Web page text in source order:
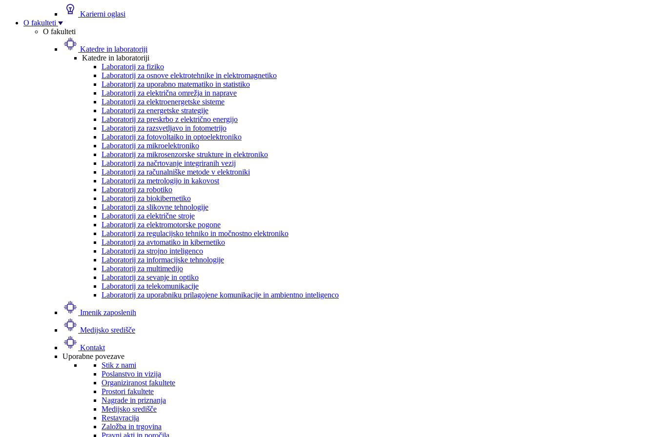
Karierni oglasi
O fakulteti
O fakulteti
Katedre in laboratoriji
Katedre in laboratoriji
Laboratorij za fiziko
Laboratorij za osnove elektrotehnike in elektromagnetiko
Laboratorij za uporabno matematiko in statistiko
Laboratorij za električna omrežja in naprave
Laboratorij za elektroenergetske sisteme
Laboratorij za energetske strategije
Laboratorij za preskrbo z električno energijo
Laboratorij za razsvetljavo in fotometrijo
Laboratorij za fotovoltaiko in optoelektroniko
Laboratorij za mikroelektroniko
Laboratorij za mikrosenzorske strukture in elektroniko
Laboratorij za načrtovanje integriranih vezij
Laboratorij za računalniške metode v elektroniki
Laboratorij za metrologijo in kakovost
Laboratorij za robotiko
Laboratorij za biokibernetiko
Laboratorij za slikovne tehnologije
Laboratorij za električne stroje
Laboratorij za elektromotorske pogone
Laboratorij za regulacijsko tehniko in močnostno elektroniko
Laboratorij za avtomatiko in kibernetiko
Laboratorij za strojno inteligenco
Laboratorij za informacijske tehnologije
Laboratorij za multimedijo
Laboratorij za sevanje in optiko
Laboratorij za telekomunikacije
Laboratorij za uporabniku prilagojene komunikacije in ambientno inteligenco
Imenik zaposlenih
Medijsko središče
Kontakt
Uporabne povezave
Stik z nami
Poslanstvo in vizija
Organiziranost fakultete
Prostori fakultete
Nagrade in priznanja
Medijsko središče
Restavracija
Založba in trgovina
Pravni akti in poročila